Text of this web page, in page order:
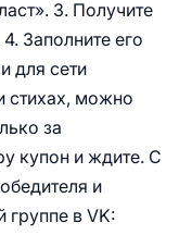
3. Получите
Заполните его
для сети
стихах, можно
за
купон и ждите. С
и
группе в VK: